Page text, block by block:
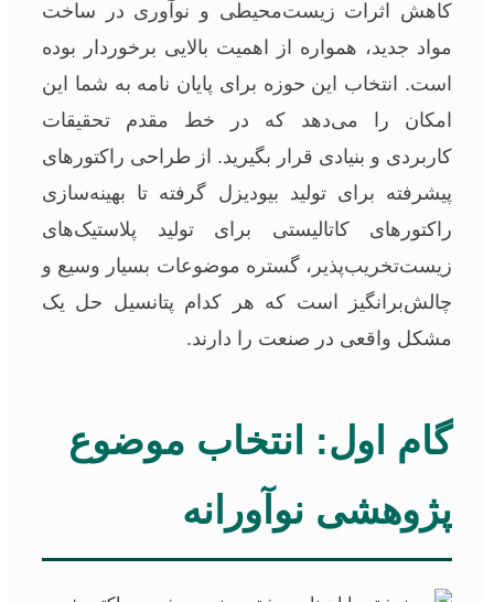
کاهش اثرات زیست‌محیطی و نوآوری در ساخت
مواد جدید، همواره از اهمیت بالایی برخوردار بوده
است. انتخاب این حوزه برای پایان نامه به شما این
امکان را می‌دهد که در خط مقدم تحقیقات
کاربردی و بنیادی قرار بگیرید. از طراحی راکتورهای
پیشرفته برای تولید بیودیزل گرفته تا بهینه‌سازی
راکتورهای کاتالیستی برای تولید پلاستیک‌های
زیست‌تخریب‌پذیر، گستره موضوعات بسیار وسیع و
چالش‌برانگیز است که هر کدام پتانسیل حل یک
مشکل واقعی در صنعت را دارند.
گام اول: انتخاب موضوع
پژوهشی نوآورانه